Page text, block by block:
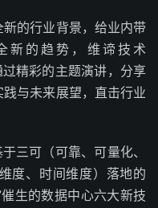
的行业背景，给业内带
新的趋势，维谛技术
精彩的主题演讲，分享
与未来展望，直击行业
三可（可靠、可量化、
度、时间维度）落地的
生的数据中心六大新技